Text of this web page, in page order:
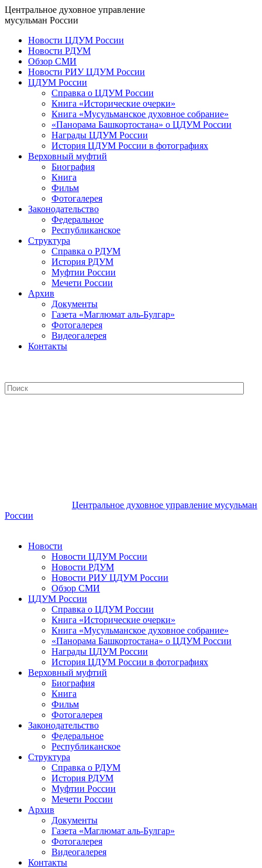
Центральное духовное управление
мусульман России
Новости ЦДУМ России
Новости РДУМ
Обзор СМИ
Новости РИУ ЦДУМ России
ЦДУМ России
Справка о ЦДУМ России
Книга «Исторические очерки»
Книга «Мусульманское духовное собрание»
«Панорама Башкортостана» о ЦДУМ России
Награды ЦДУМ России
История ЦДУМ России в фотографиях
Верховный муфтий
Биография
Книга
Фильм
Фотогалерея
Законодательство
Федеральное
Республиканское
Структура
Справка о РДУМ
История РДУМ
Муфтии России
Мечети России
Архив
Документы
Газета «Маглюмат аль-Булгар»
Фотогалерея
Видеогалерея
Контакты
Центральное духовное управление мусульман
России
Новости
Новости ЦДУМ России
Новости РДУМ
Новости РИУ ЦДУМ России
Обзор СМИ
ЦДУМ России
Справка о ЦДУМ России
Книга «Исторические очерки»
Книга «Мусульманское духовное собрание»
«Панорама Башкортостана» о ЦДУМ России
Награды ЦДУМ России
История ЦДУМ России в фотографиях
Верховный муфтий
Биография
Книга
Фильм
Фотогалерея
Законодательство
Федеральное
Республиканское
Структура
Справка о РДУМ
История РДУМ
Муфтии России
Мечети России
Архив
Документы
Газета «Маглюмат аль-Булгар»
Фотогалерея
Видеогалерея
Контакты